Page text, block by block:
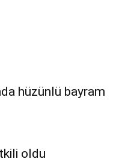
hüzünlü bayram
oldu